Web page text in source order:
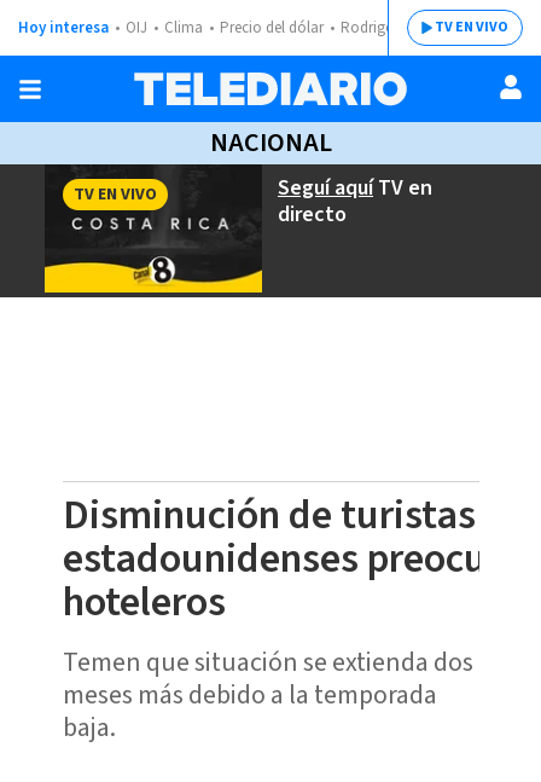
Hoy interesa OIJ Clima Precio del dólar Rodrigo ChavesTV EN VIVO
NACIONAL
Seguí aquíTV en
directo
TV EN VIVO
Disminución de turistas
estadounidenses preocupa
hoteleros
Temen que situación se extienda dos
meses más debido a la temporada
baja.